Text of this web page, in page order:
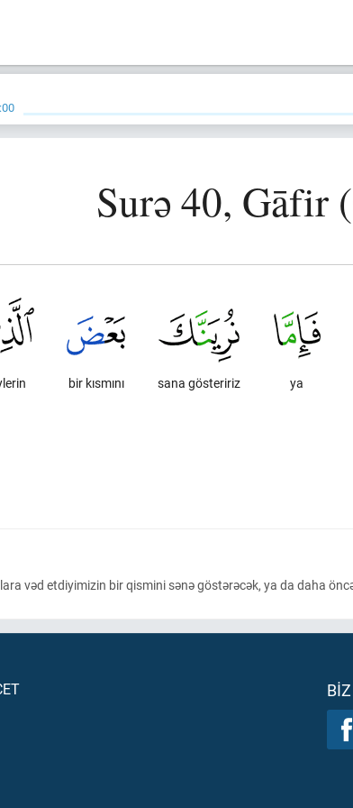
Surə 40, Gāfir
ya
sana gösteririz
bir kısmını
vəd etdiyimizin bir qismini sənə göstərəcək, ya da daha